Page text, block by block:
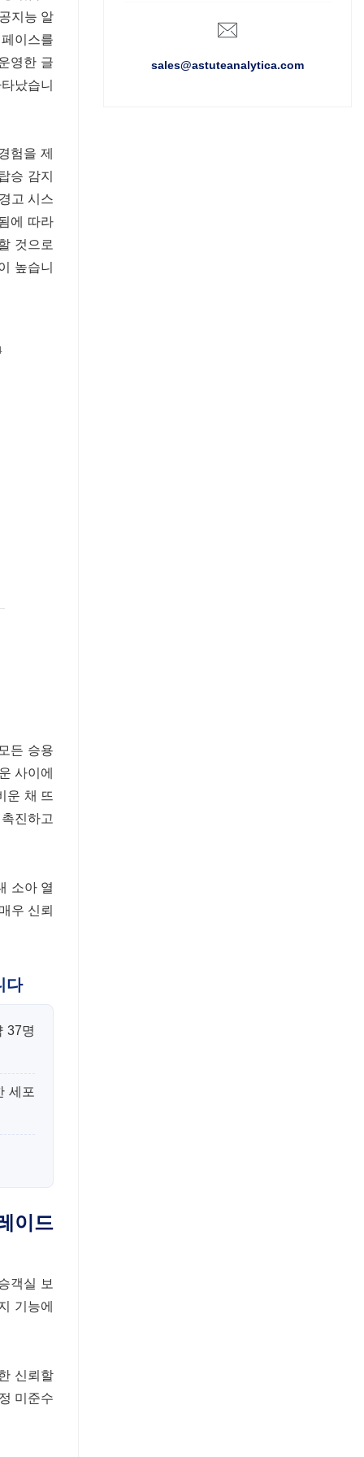
지능 알
이스를
영한 글
났습니
험을 제
승 감지
고 시스
에 따라
것으로
높습니
든 승용
사이에
운 채 뜨
진하고
소아 열
우 신뢰
다
37명
세포
이드
객실 보
기능에
신뢰할
미준수
sales@astuteanalytica.com